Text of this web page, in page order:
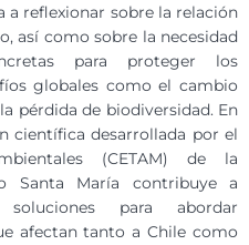
a reflexionar sobre la relación
así como sobre la necesidad
para proteger los
globales como el cambio
pérdida de biodiversidad. En
científica desarrollada por el
(CETAM) de la
Santa María contribuye a
para abordar
afectan tanto a Chile como